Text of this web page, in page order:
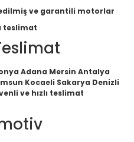
ve garantili motorlar
teslimat
Adana Mersin Antalya
Kocaeli Sakarya Denizli
ve hızlı teslimat